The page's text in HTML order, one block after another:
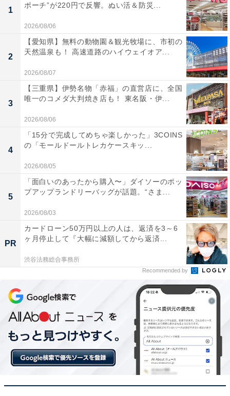
1
ポーチ”が220円で反響。ぬい活＆防災...
2026/08/06
2
【愛知県】無料の動物園＆観光牧場に、市初の
天然温泉も！ 高速道路のハイウェイオア...
2026/08/07
3
【三重県】伊勢名物「赤福」の直営店に、全国
唯一のコメダ大判焼き店も！ 東名阪・伊...
2026/08/06
4
「15分で完成してめちゃ楽しかった」3COINS
の「モールドールトレカケースキッ...
2026/08/05
5
「面白いのあったから購入〜」ダイソーのポッ
プアップランドリーバッグが話題。“さま...
2026/08/03
PR
カードローン50万円以上の人は、返済を3～6
ヶ月停止して『大幅に減額してから返済...
渋谷法務総合事務所
Recommended by